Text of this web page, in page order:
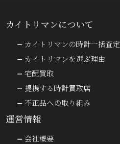
カイトリマンについて
カイトリマンの時計一括査定
カイトリマンを選ぶ理由
宅配買取
提携する時計買取店
不正品への取り組み
運営情報
会社概要